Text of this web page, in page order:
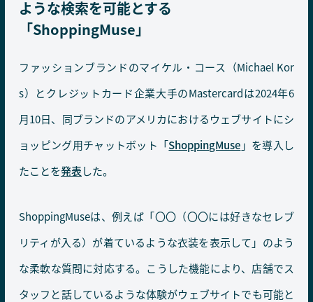
ような検索を可能とする
「ShoppingMuse」
ファッションブランドのマイケル・コース（Michael Kor
s）とクレジットカード企業大手のMastercardは2024年6
月10日、同ブランドのアメリカにおけるウェブサイトにシ
ョッピング用チャットボット「ShoppingMuse 」を導入し
たことを発表した。
ShoppingMuseは、例えば「〇〇（〇〇には好きなセレブ
リティが入る）が着ているような衣装を表示して」のよう
な柔軟な質問に対応する。こうした機能により、店舗でス
タッフと話しているような体験がウェブサイトでも可能と